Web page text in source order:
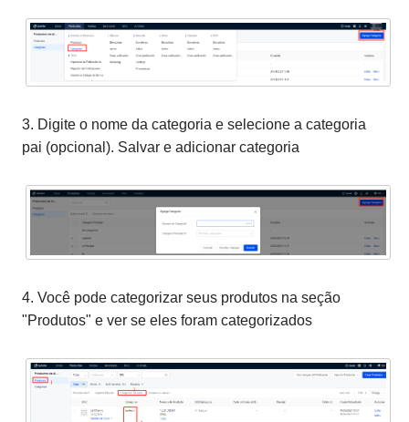
3. Digite o nome da categoria e selecione a categoria
pai (opcional). Salvar e adicionar categoria
4. Você pode categorizar seus produtos na seção
"Produtos" e ver se eles foram categorizados